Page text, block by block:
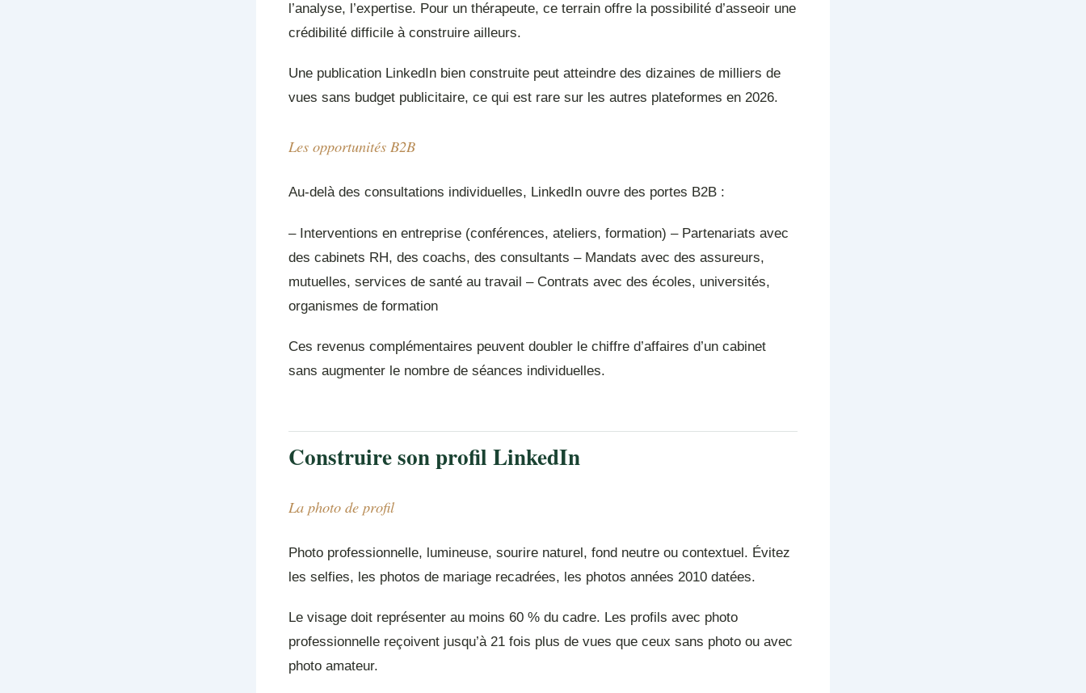
l’analyse, l’expertise. Pour un thérapeute, ce terrain offre la possibilité d’asseoir une
crédibilité difficile à construire ailleurs.
Une publication LinkedIn bien construite peut atteindre des dizaines de milliers de
vues sans budget publicitaire, ce qui est rare sur les autres plateformes en 2026.
Les opportunités B2B
Au-delà des consultations individuelles, LinkedIn ouvre des portes B2B :
– Interventions en entreprise (conférences, ateliers, formation) – Partenariats avec
des cabinets RH, des coachs, des consultants – Mandats avec des assureurs,
mutuelles, services de santé au travail – Contrats avec des écoles, universités,
organismes de formation
Ces revenus complémentaires peuvent doubler le chiffre d’affaires d’un cabinet
sans augmenter le nombre de séances individuelles.
Construire son profil LinkedIn
La photo de profil
Photo professionnelle, lumineuse, sourire naturel, fond neutre ou contextuel. Évitez
les selfies, les photos de mariage recadrées, les photos années 2010 datées.
Le visage doit représenter au moins 60 % du cadre. Les profils avec photo
professionnelle reçoivent jusqu’à 21 fois plus de vues que ceux sans photo ou avec
photo amateur.